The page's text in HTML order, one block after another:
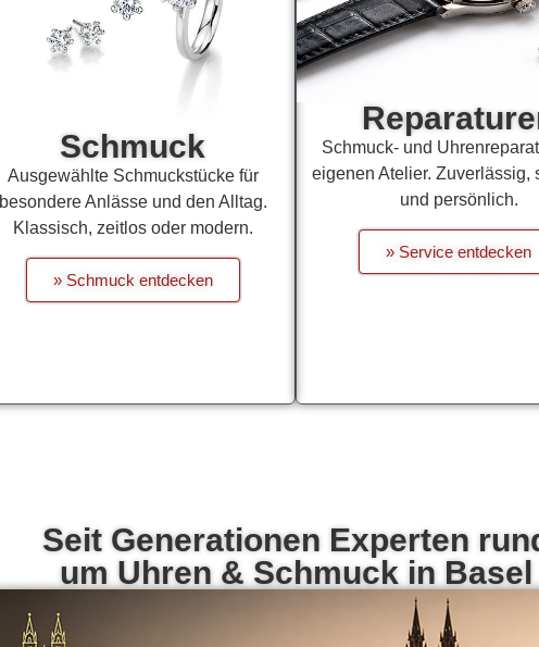
Schmuck
Ausgewählte Schmuckstücke für
besondere Anlässe und den Alltag.
Klassisch, zeitlos oder modern.
» Schmuck entdecken
Schmuck- und
eigenen Atelier. Zuverlässig,
und persönlich.
» Service entdecken
Seit Generationen Experten
um Uhren & Schmuck in Basel